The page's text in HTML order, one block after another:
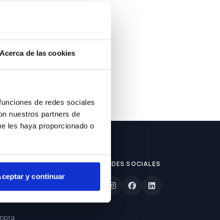
Acerca de las cookies
de redes sociales
nuestros partners de
les haya proporcionado o
y continuar
REDES SOCIALES